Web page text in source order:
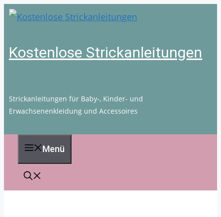
Zum
Kostenlose Strickanleitungen
Strickanleitungen für Baby-, Kinder- und
Erwachsenenkleidung und Accessoires
Menü